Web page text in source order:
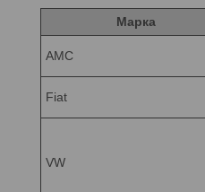
Марка
AMC
Fiat
VW